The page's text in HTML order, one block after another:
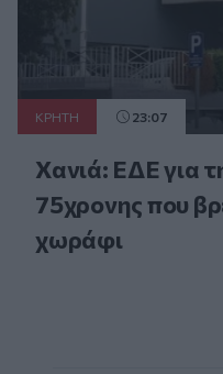
ΚΡΗΤΗ 23:07
Χανιά: ΕΔΕ για
75χρονης που
χωράφι